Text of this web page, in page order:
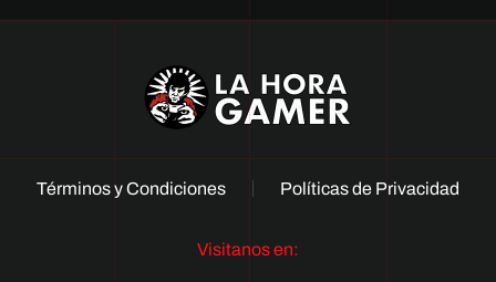
Términos y Condiciones Políticas de Privacidad
Visitanos en: